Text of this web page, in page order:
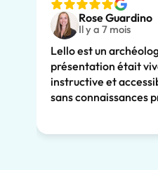
Rose Guardino
Il y a 7 mois
Lello est un
présentation était
instructive et
sans connaissances
de l'histoire de